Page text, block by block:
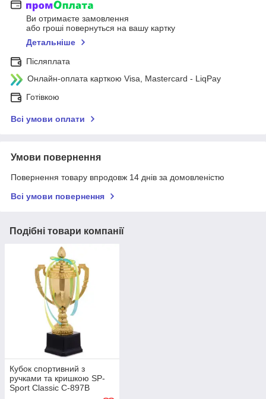
Ви отримаєте замовлення
або гроші повернуться на вашу картку
Детальніше
Післяплата
Онлайн-оплата карткою Visa, Mastercard - LiqPay
Готівкою
Всі умови оплати
Умови повернення
Повернення товару впродовж 14 днів за домовленістю
Всі умови повернення
Подібні товари компанії
Кубок спортивний з
ручками та кришкою SP-
Sport Classic C-897В